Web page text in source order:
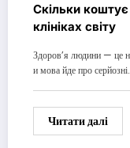
Скільки коштує
клініках світу
Здоров’я людини — це
и мова йде про
Читати далі